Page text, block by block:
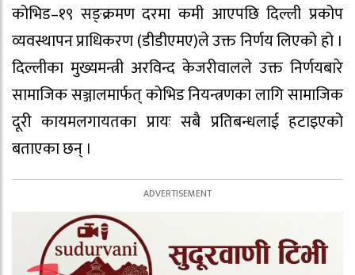
कोभिड–१९ सङ्क्रमण दरमा कमी आएपछि दिल्ली प्रकोप
व्यवस्थापन प्राधिकरण (डीडीएमए)ले उक्त निर्णय लिएको हो ।
दिल्लीका मुख्यमन्त्री अरविन्द केजरीवालले उक्त निर्णयबारे
सामाजिक सञ्जालमार्फत् कोभिड नियन्त्रणका लागि सामाजिक
दूरी कायमलगायतका प्रायः सबै प्रतिबन्धलाई हटाइएको
बताएका छन् ।